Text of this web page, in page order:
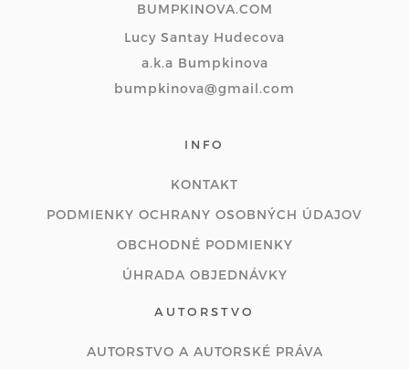
BUMPKINOVA.COM
Lucy Santay Hudecova
a.k.a Bumpkinova
bumpkinova@gmail.com
INFO
KONTAKT
PODMIENKY OCHRANY OSOBNÝCH ÚDAJOV
OBCHODNÉ PODMIENKY
ÚHRADA OBJEDNÁVKY
AUTORSTVO
AUTORSTVO A AUTORSKÉ PRÁVA